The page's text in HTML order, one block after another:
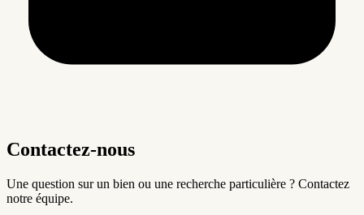
Contactez-nous
Une question sur un bien ou une recherche particulière ? Contactez
notre équipe.